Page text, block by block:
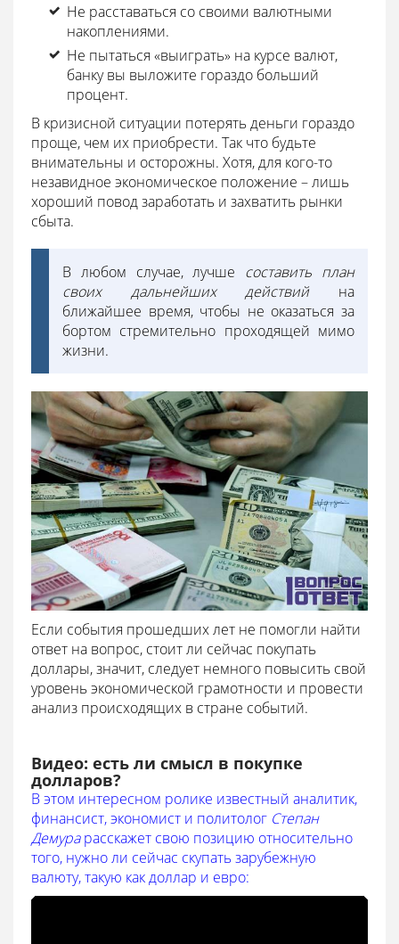
Не расставаться со своими валютными
накоплениями.
Не пытаться «выиграть» на курсе валют,
банку вы выложите гораздо больший
процент.
В кризисной ситуации потерять деньги гораздо
проще, чем их приобрести. Так что будьте
внимательны и осторожны. Хотя, для кого-то
незавидное экономическое положение – лишь
хороший повод заработать и захватить рынки
сбыта.
В любом случае, лучше составить план
своих дальнейших действийна
ближайшее время, чтобы не оказаться за
бортом стремительно проходящей мимо
жизни.
Если события прошедших лет не помогли найти
ответ на вопрос, стоит ли сейчас покупать
доллары, значит, следует немного повысить свой
уровень экономической грамотности и провести
анализ происходящих в стране событий.
Видео: есть ли смысл в покупке
долларов?
В этом интересном ролике известный аналитик,
финансист, экономист и политолог Степан
Демурарасскажет свою позицию относительно
того, нужно ли сейчас скупать зарубежную
валюту, такую как доллар и евро: